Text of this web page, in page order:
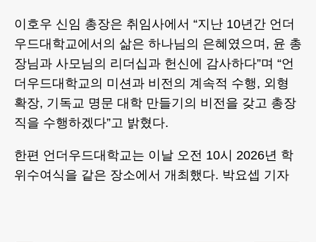
이호우 신임 총장은 취임사에서 “지난 10년간 언더
우드대학교에서의 삶은 하나님의 은혜였으며, 윤 총
장님과 사모님의 리더십과 헌신에 감사하다”며 “언
더우드대학교의 미션과 비전의 계속적 수행, 외형
확장, 기독교 명문 대학 만들기의 비전을 갖고 총장
직을 수행하겠다”고 밝혔다.
한편 언더우드대학교는 이날 오전 10시 2026년 학
위수여식을 같은 장소에서 개최했다. 박요셉 기자